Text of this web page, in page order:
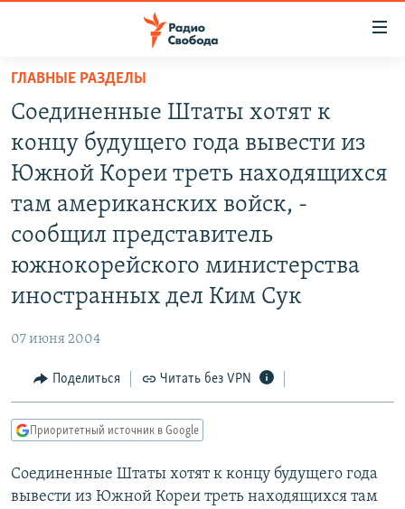
упрощенного
доступа
основному
содержанию
Вернутся
главной
навигации
ПОДКАСТЫ
АВТОРСКИЕ ПРОЕКТЫ
МНЕНИЯ
КУЛЬТУРА
IDEL.РЕАЛИИ
СИБИРЬ.РЕАЛИИ
РАСПИСАНИЕ ВЕЩАНИЯ
СОЦИАЛЬНЫЕ СЕТИ
ГЛАВНЫЕ РАЗДЕЛЫ
Соединенные Штаты хотят к
концу будущего года вывести из
Южной Кореи треть находящихся
там американских войск, -
сообщил представитель
южнокорейского министерства
иностранных дел Ким Сук
07 июня 2004
Поделиться Читать без VPN
Приоритетный источник в Google
Соединенные Штаты хотят к концу будущего года
вывести из Южной Кореи треть находящихся там